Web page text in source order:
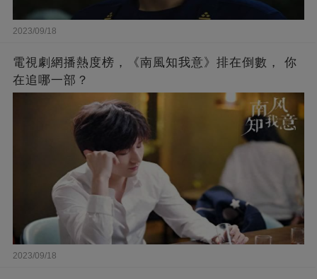
2023/09/18
電視劇網播熱度榜，《南風知我意》排在倒數， 你
在追哪一部？
2023/09/18